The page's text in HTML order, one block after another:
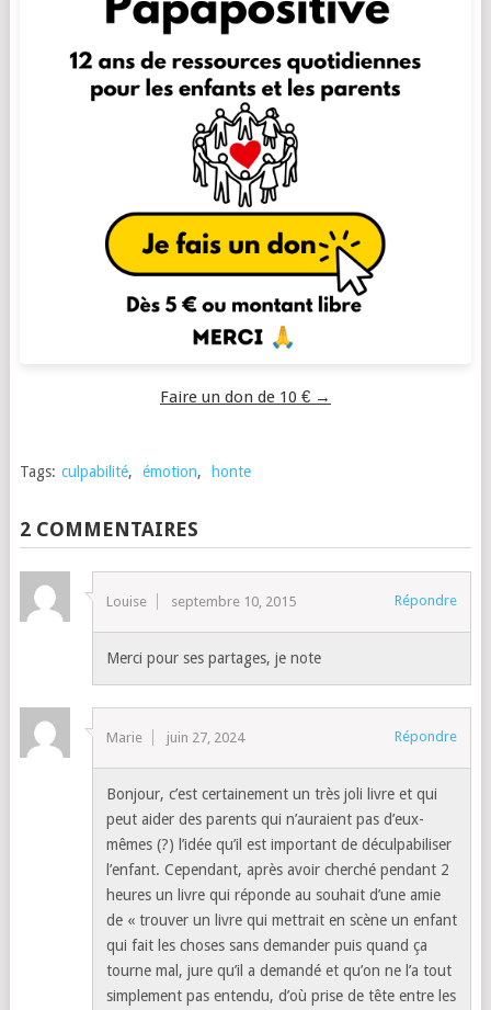
Faire un don de 10 € →
Tags: culpabilité, émotion, honte
2 COMMENTAIRES
Louise septembre 10, 2015 Répondre
Merci pour ses partages, je note
Marie juin 27, 2024 Répondre
Bonjour, c’est certainement un très joli livre et qui
peut aider des parents qui n’auraient pas d’eux-
mêmes (?) l’idée qu’il est important de déculpabiliser
l’enfant. Cependant, après avoir cherché pendant 2
heures un livre qui réponde au souhait d’une amie
de « trouver un livre qui mettrait en scène un enfant
qui fait les choses sans demander puis quand ça
tourne mal, jure qu’il a demandé et qu’on ne l’a tout
simplement pas entendu, d’où prise de tête entre les